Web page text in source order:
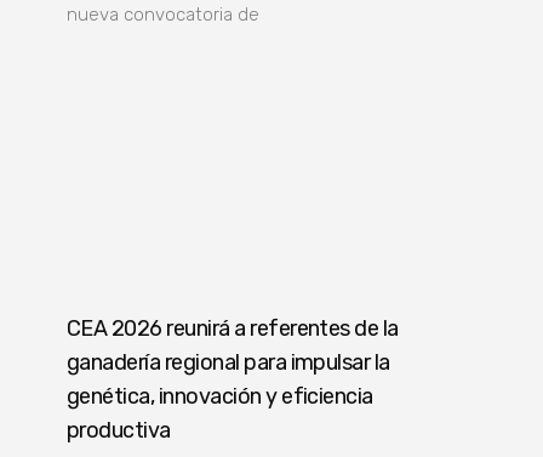
nueva convocatoria de
CEA 2026 reunirá a referentes de la
ganadería regional para impulsar la
genética, innovación y eficiencia
productiva